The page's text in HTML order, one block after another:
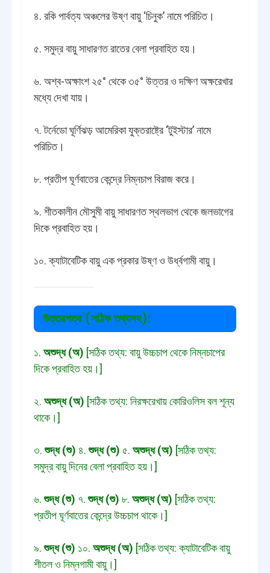
৪. রকি পার্বত্য অঞ্চলের উষ্ণ বায়ু ‘চিনুক’ নামে পরিচিত।
৫. সমুদ্র বায়ু সাধারণত রাতের বেলা প্রবাহিত হয়।
৬. অশ্ব-অক্ষাংশ ২৫° থেকে ৩৫° উত্তর ও দক্ষিণ অক্ষরেখার
মধ্যে দেখা যায়।
৭. টর্নেডো ঘূর্ণিঝড় আমেরিকা যুক্তরাষ্ট্রে ‘টুইস্টার’ নামে
পরিচিত।
৮. প্রতীপ ঘূর্ণবাতের কেন্দ্রে নিম্নচাপ বিরাজ করে।
৯. শীতকালীন মৌসুমী বায়ু সাধারণত স্থলভাগ থেকে জলভাগের
দিকে প্রবাহিত হয়।
১০. ক্যাটাবেটিক বায়ু এক প্রকার উষ্ণ ও উর্ধ্বগামী বায়ু।
উত্তরপত্র (সঠিক তথ্যসহ):
১. অশুদ্ধ (অ) [সঠিক তথ্য: বায়ু উচ্চচাপ থেকে নিম্নচাপের
দিকে প্রবাহিত হয়।]
২. অশুদ্ধ (অ) [সঠিক তথ্য: নিরক্ষরেখায় কোরিওলিস বল শূন্য
থাকে।]
৩.শুদ্ধ (শু) ৪.শুদ্ধ (শু) ৫. অশুদ্ধ (অ) [সঠিক তথ্য:
সমুদ্র বায়ু দিনের বেলা প্রবাহিত হয়।]
৬.শুদ্ধ (শু) ৭.শুদ্ধ (শু) ৮. অশুদ্ধ (অ) [সঠিক তথ্য:
প্রতীপ ঘূর্ণবাতের কেন্দ্রে উচ্চচাপ থাকে।]
৯.শুদ্ধ (শু) ১০. অশুদ্ধ (অ) [সঠিক তথ্য: ক্যাটাবেটিক বায়ু
শীতল ও নিম্নগামী বায়ু।]